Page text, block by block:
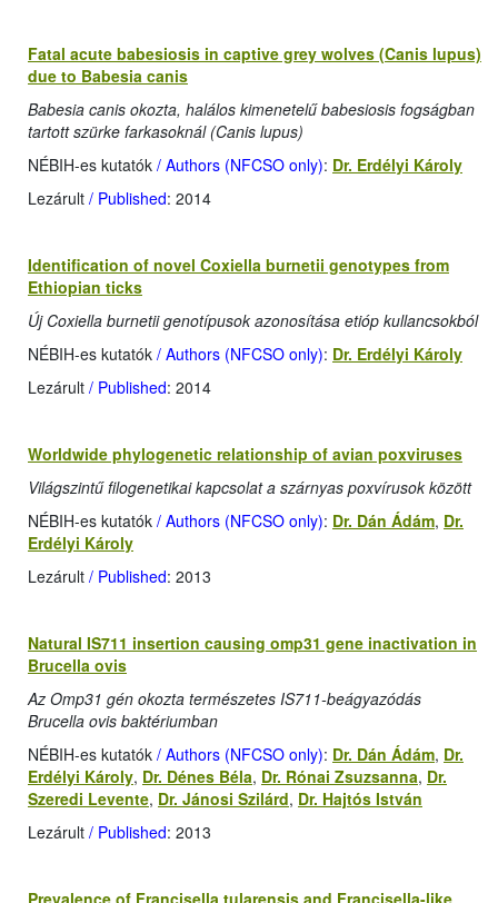
Fatal acute babesiosis in captive grey wolves (Canis lupus)
due to Babesia canis
Babesia canis okozta, halálos kimenetelű babesiosis fogságban
tartott szürke farkasoknál (Canis lupus)
NÉBIH-es kutatók / Authors (NFCSO only): Dr. Erdélyi Károly
Lezárult / Published: 2014
Identification of novel Coxiella burnetii genotypes from
Ethiopian ticks
Új Coxiella burnetii genotípusok azonosítása etióp kullancsokból
NÉBIH-es kutatók / Authors (NFCSO only): Dr. Erdélyi Károly
Lezárult / Published: 2014
Worldwide phylogenetic relationship of avian poxviruses
Világszintű filogenetikai kapcsolat a szárnyas poxvírusok között
NÉBIH-es kutatók / Authors (NFCSO only): Dr. Dán Ádám, Dr.
Erdélyi Károly
Lezárult / Published: 2013
Natural IS711 insertion causing omp31 gene inactivation in
Brucella ovis
Az Omp31 gén okozta természetes IS711-beágyazódás
Brucella ovis baktériumban
NÉBIH-es kutatók / Authors (NFCSO only): Dr. Dán Ádám, Dr.
Erdélyi Károly, Dr. Dénes Béla, Dr. Rónai Zsuzsanna, Dr.
Szeredi Levente, Dr. Jánosi Szilárd, Dr. Hajtós István
Lezárult / Published: 2013